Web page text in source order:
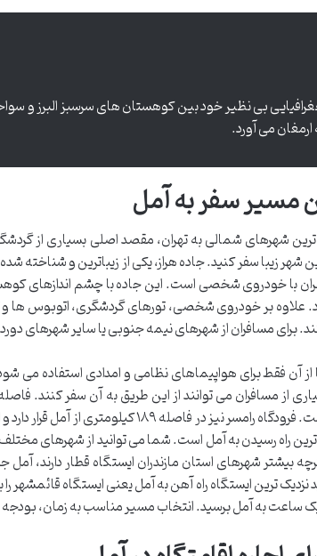
بی نظیر خود بین کوهستان های سرسبز البرز و
ارمغان می آورد.
مسیر سفر به آمل
ترین شهرهای شمالی به تهران، مقصد اصلی بسیاری از
شهر زیبا سفر کنید. جاده هراز، یکی از زیباترین و شناخته
با خودروی شخصی است. این جاده با چشم اندازهای
بر خودروی شخصی، تورهای گردشگری، اتوبوس ها و
برای مسافران از شهرهای نیمه جنوبی یا سایر شهرهای
از آن فقط برای هواپیماهای نظامی و امدادی استفاده می
نوشهر به آن ۹۵ کیلومتر است. فرودگاه رامسر
راه رسیدن به آمل است. شما می توانید از شهرهای
بیشتر شهرهای استان مازندران ایستگاه قطار دارند،
نزدیک ترین ایستگاه راه آهن به آمل یعنی ایستگاه
یک ساعت به آمل برسید. انتخاب مسیر مناسب به زمان،